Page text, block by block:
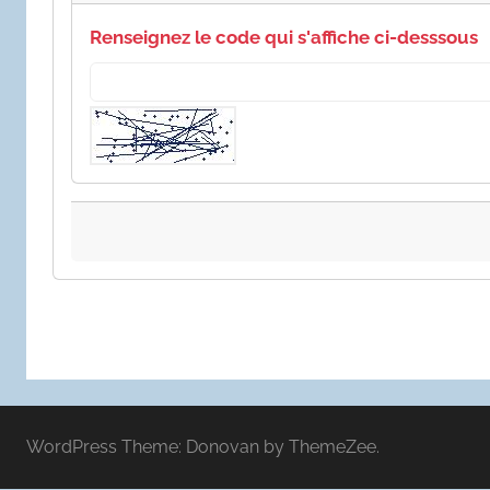
Renseignez le code qui s'affiche ci-desssous
WordPress Theme: Donovan by ThemeZee.